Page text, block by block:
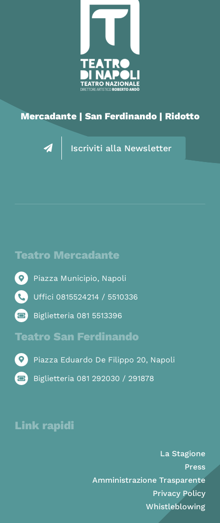
Mercadante | San Ferdinando | Ridotto
Iscriviti alla Newsletter
Teatro Mercadante
Piazza Municipio, Napoli
Uffici 0815524214 / 5510336
Biglietteria 081 5513396
Teatro San Ferdinando
Piazza Eduardo De Filippo 20, Napoli
Biglietteria 081 292030 / 291878
Link rapidi
La Stagione
Press
Amministrazione Trasparente
Privacy Policy
Whistleblowing